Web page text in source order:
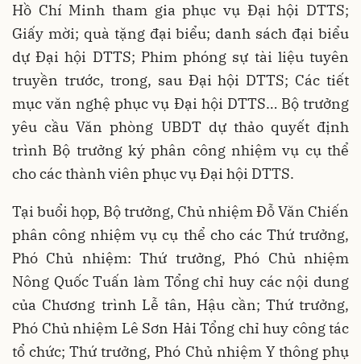
Hồ Chí Minh tham gia phục vụ Đại hội DTTS;
Giấy mời; quà tặng đại biểu; danh sách đại biểu
dự Đại hội DTTS; Phim phóng sự tài liệu tuyên
truyền trước, trong, sau Đại hội DTTS; Các tiết
mục văn nghệ phục vụ Đại hội DTTS… Bộ trưởng
yêu cầu Văn phòng UBDT dự thảo quyết định
trình Bộ trưởng ký phân công nhiệm vụ cụ thể
cho các thành viên phục vụ Đại hội DTTS.
Tại buổi họp, Bộ trưởng, Chủ nhiệm Đỗ Văn Chiến
phân công nhiệm vụ cụ thể cho các Thứ trưởng,
Phó Chủ nhiệm: Thứ trưởng, Phó Chủ nhiệm
Nông Quốc Tuấn làm Tổng chỉ huy các nội dung
của Chương trình Lễ tân, Hậu cần; Thứ trưởng,
Phó Chủ nhiệm Lê Sơn Hải Tổng chỉ huy công tác
tổ chức; Thứ trưởng, Phó Chủ nhiệm Y thông phụ